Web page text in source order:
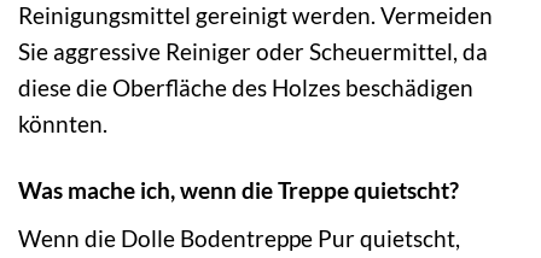
Reinigungsmittel gereinigt werden. Vermeiden
Sie aggressive Reiniger oder Scheuermittel, da
diese die Oberfläche des Holzes beschädigen
könnten.
Was mache ich, wenn die Treppe quietscht?
Wenn die Dolle Bodentreppe Pur quietscht,